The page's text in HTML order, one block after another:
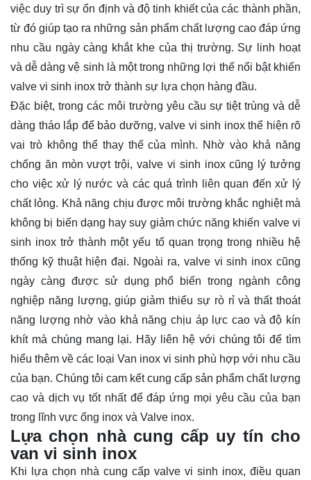
việc duy trì sự ổn định và độ tinh khiết của các thành phần,
từ đó giúp tạo ra những sản phẩm chất lượng cao đáp ứng
nhu cầu ngày càng khắt khe của thị trường. Sự linh hoạt
và dễ dàng vệ sinh là một trong những lợi thế nổi bật khiến
valve vi sinh inox trở thành sự lựa chọn hàng đầu.
Đặc biệt, trong các môi trường yêu cầu sự tiệt trùng và dễ
dàng tháo lắp để bảo dưỡng, valve vi sinh inox thể hiện rõ
vai trò không thể thay thế của mình. Nhờ vào khả năng
chống ăn mòn vượt trội, valve vi sinh inox cũng lý tưởng
cho việc xử lý nước và các quá trình liên quan đến xử lý
chất lỏng. Khả năng chịu được môi trường khắc nghiệt mà
không bị biến dạng hay suy giảm chức năng khiến valve vi
sinh inox trở thành một yếu tố quan trọng trong nhiều hệ
thống kỹ thuật hiện đại. Ngoài ra, valve vi sinh inox cũng
ngày càng được sử dụng phổ biến trong ngành công
nghiệp năng lượng, giúp giảm thiểu sự rò rỉ và thất thoát
năng lượng nhờ vào khả năng chịu áp lực cao và độ kín
khít mà chúng mang lại. Hãy
liên hệvới chúng tôi để tìm
hiểu thêm về các loại Van inox vi sinh phù hợp với nhu cầu
của bạn. Chúng tôi cam kết cung cấp sản phẩm chất lượng
cao và dịch vụ tốt nhất để đáp ứng mọi yêu cầu của bạn
trong lĩnh vực ống inox và Valve inox.
Lựa chọn nhà cung cấp uy tín cho
van vi sinh inox
Khi lựa chọn nhà cung cấp valve vi sinh inox, điều quan